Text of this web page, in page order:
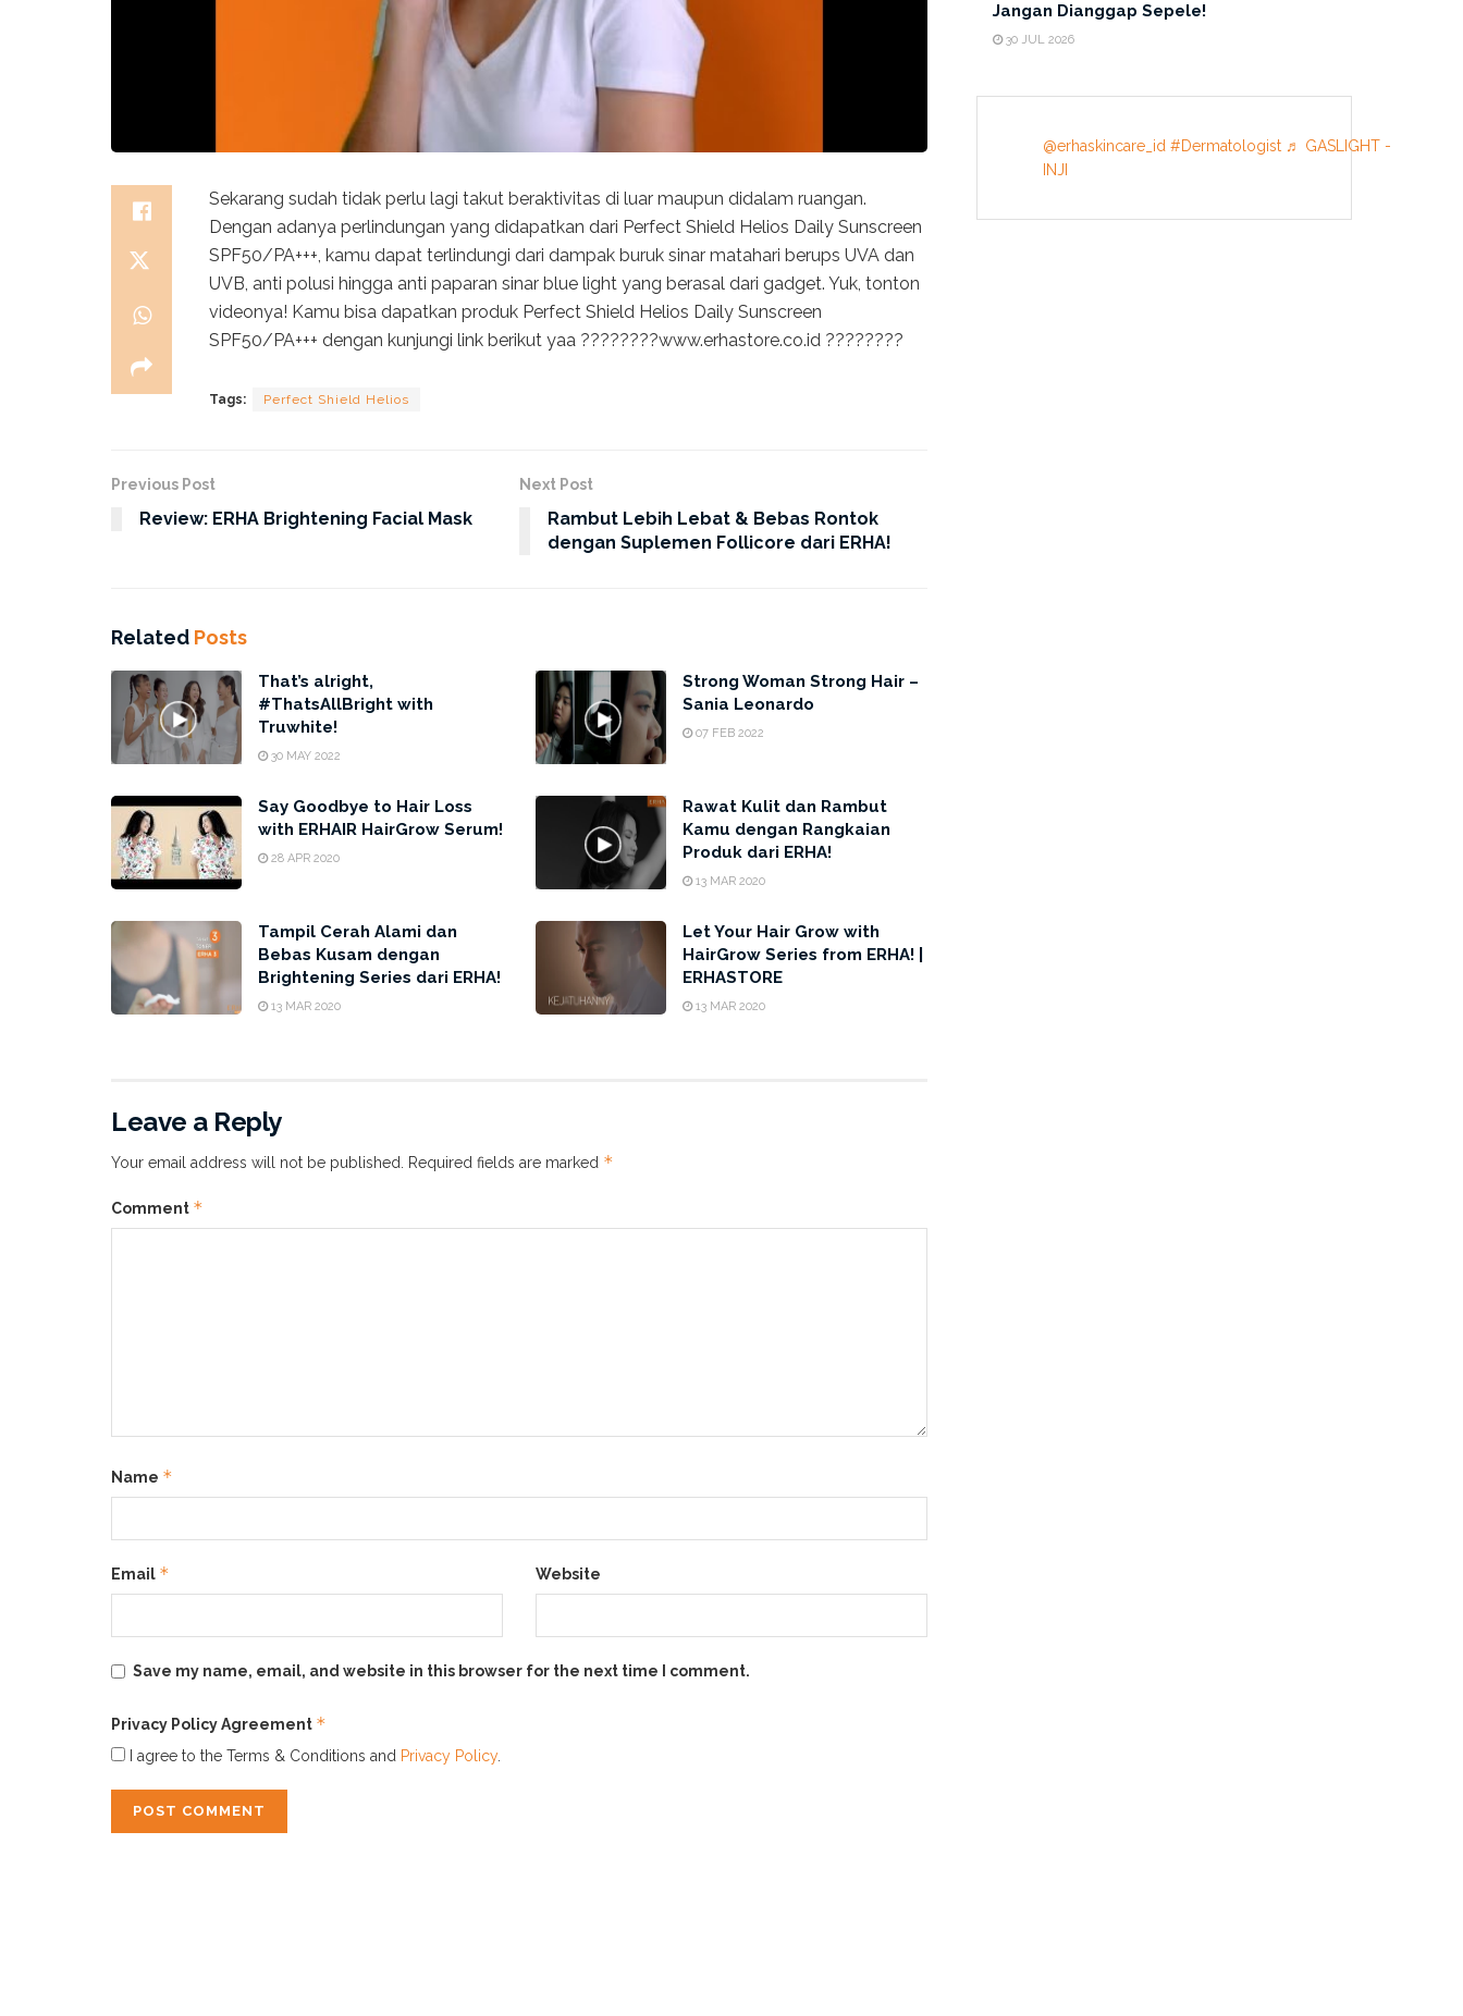
Sekarang sudah tidak perlu lagi takut beraktivitas di luar maupun didalam ruangan.
Dengan adanya perlindungan yang didapatkan dari Perfect Shield Helios Daily Sunscreen
SPF50/PA+++, kamu dapat terlindungi dari dampak buruk sinar matahari berups UVA dan
UVB, anti polusi hingga anti paparan sinar blue light yang berasal dari gadget. Yuk, tonton
videonya! Kamu bisa dapatkan produk Perfect Shield Helios Daily Sunscreen
SPF50/PA+++ dengan kunjungi link berikut yaa ????????www.erhastore.co.id ????????
Tags: Perfect Shield Helios
Previous Post
Review: ERHA Brightening Facial Mask
Next Post
Rambut Lebih Lebat & Bebas Rontok
dengan Suplemen Follicore dari ERHA!
Related Posts
That’s alright,
#ThatsAllBright with
Truwhite!
30 MAY 2022
Strong Woman Strong Hair –
Sania Leonardo
07 FEB 2022
Say Goodbye to Hair Loss
with ERHAIR HairGrow Serum!
28 APR 2020
Rawat Kulit dan Rambut
Kamu dengan Rangkaian
Produk dari ERHA!
13 MAR 2020
Tampil Cerah Alami dan
Bebas Kusam dengan
Brightening Series dari ERHA!
13 MAR 2020
Let Your Hair Grow with
HairGrow Series from ERHA! |
ERHASTORE
13 MAR 2020
Leave a Reply
Your email address will not be published. Required fields are marked *
Comment *
Name *
Email * Website
Save my name, email, and website in this browser for the next time I comment.
Privacy Policy Agreement *
I agree to the Terms & Conditions and Privacy Policy.
Jangan Dianggap Sepele!
30 JUL 2026
@erhaskincare_id #Dermatologist ♬ GASLIGHT -
INJI